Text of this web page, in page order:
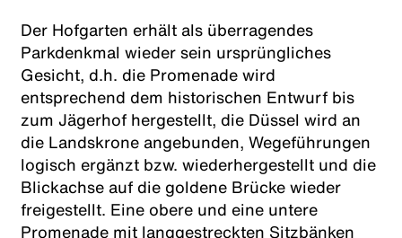
Der Hofgarten erhält als überragendes
Parkdenkmal wieder sein ursprüngliches
Gesicht, d.h. die Promenade wird
entsprechend dem historischen Entwurf bis
zum Jägerhof hergestellt, die Düssel wird an
die Landskrone angebunden, Wegeführungen
logisch ergänzt bzw. wiederhergestellt und die
Blickachse auf die goldene Brücke wieder
freigestellt. Eine obere und eine untere
Promenade mit langgestreckten Sitzbänken